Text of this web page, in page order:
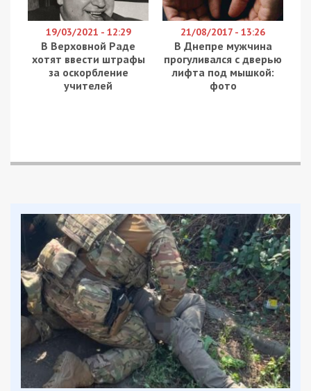
19/03/2021 - 12:29
В Верховной Раде
хотят ввести штрафы
за оскорбление
учителей
21/08/2017 - 13:26
В Днепре мужчина
прогуливался с дверью
лифта под мышкой:
фото